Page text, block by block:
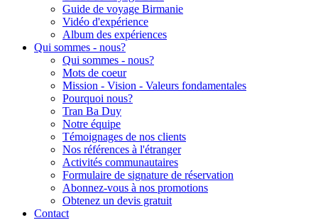
Guide de voyage Birmanie
Vidéo d'expérience
Album des expériences
Qui sommes - nous?
Qui sommes - nous?
Mots de coeur
Mission - Vision - Valeurs fondamentales
Pourquoi nous?
Tran Ba Duy
Notre équipe
Témoignages de nos clients
Nos références à l'étranger
Activités communautaires
Formulaire de signature de réservation
Abonnez-vous à nos promotions
Obtenez un devis gratuit
Contact